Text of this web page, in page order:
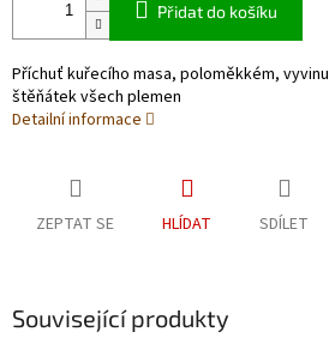
Přidat do košíku
Příchuť kuřecího masa, poloměkkém,
štěňátek všech plemen
Detailní informace
ZEPTAT SE HLÍDAT SDÍLET
Související produkty